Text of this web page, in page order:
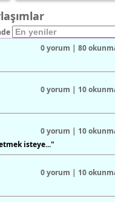
0 yorum | 80
0 yorum | 10
0 yorum | 10
isteye..."
0 yorum | 10